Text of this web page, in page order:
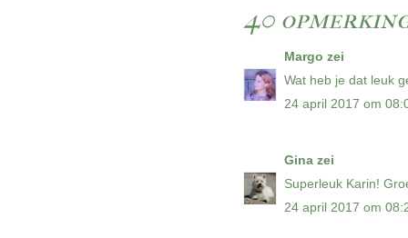
40
Margo zei
Wat heb je dat leuk
24 april 2017 om
Ginazei
Superleuk Karin!
24 april 2017 om